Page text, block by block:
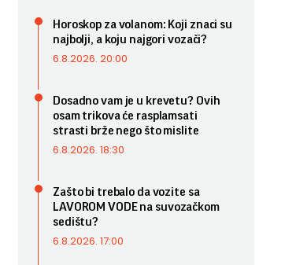
Horoskop za volanom: Koji znaci su
najbolji, a koju najgori vozači?
6.8.2026. 20:00
Dosadno vam je u krevetu? Ovih
osam trikova će rasplamsati
strasti brže nego što mislite
6.8.2026. 18:30
Zašto bi trebalo da vozite sa
LAVOROM VODE na suvozačkom
sedištu?
6.8.2026. 17:00